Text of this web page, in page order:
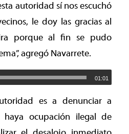
autoridad sí nos escuchó
le doy las gracias al
porque al fin se pudo
agregó Navarrete.
01:01
es a denunciar a
haya ocupación ilegal de